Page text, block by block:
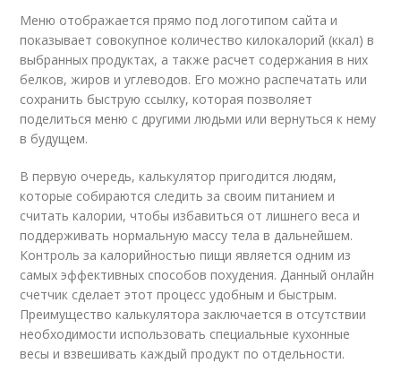
Меню отображается прямо под логотипом сайта и
показывает совокупное количество килокалорий (ккал) в
выбранных продуктах, а также расчет содержания в них
белков, жиров и углеводов. Его можно распечатать или
сохранить быструю ссылку, которая позволяет
поделиться меню с другими людьми или вернуться к нему
в будущем.
В первую очередь, калькулятор пригодится людям,
которые собираются следить за своим питанием и
считать калории, чтобы избавиться от лишнего веса и
поддерживать нормальную массу тела в дальнейшем.
Контроль за калорийностью пищи является одним из
самых эффективных способов похудения. Данный онлайн
счетчик сделает этот процесс удобным и быстрым.
Преимущество калькулятора заключается в отсутствии
необходимости использовать специальные кухонные
весы и взвешивать каждый продукт по отдельности.